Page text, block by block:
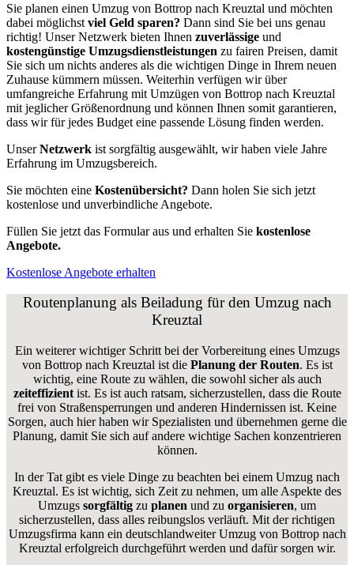
Sie planen einen Umzug von Bottrop nach Kreuztal und möchten
dabei möglichst viel Geld sparen? Dann sind Sie bei uns genau
richtig! Unser Netzwerk bieten Ihnen zuverlässige und
kostengünstige Umzugsdienstleistungen zu fairen Preisen, damit
Sie sich um nichts anderes als die wichtigen Dinge in Ihrem neuen
Zuhause kümmern müssen. Weiterhin verfügen wir über
umfangreiche Erfahrung mit Umzügen von Bottrop nach Kreuztal
mit jeglicher Größenordnung und können Ihnen somit garantieren,
dass wir für jedes Budget eine passende Lösung finden werden.
UnserNetzwerk ist sorgfältig ausgewählt, wir haben viele Jahre
Erfahrung im Umzugsbereich.
Sie möchten eine Kostenübersicht? Dann holen Sie sich jetzt
kostenlose und unverbindliche Angebote.
Füllen Sie jetzt das Formular aus und erhalten Sie kostenlose
Angebote.
Kostenlose Angebote erhalten
Routenplanung als Beiladung für den Umzug nach
Kreuztal
Ein weiterer wichtiger Schritt bei der Vorbereitung eines Umzugs
von Bottrop nach Kreuztal ist diePlanung der Routen. Es ist
wichtig, eine Route zu wählen, die sowohl sicher als auch
zeiteffizientist. Es ist auch ratsam, sicherzustellen, dass die Route
frei von Straßensperrungen und anderen Hindernissen ist. Keine
Sorgen, auch hier haben wir Spezialisten und übernehmen gerne die
Planung, damit Sie sich auf andere wichtige Sachen konzentrieren
können.
In der Tat gibt es viele Dinge zu beachten bei einem Umzug nach
Kreuztal. Es ist wichtig, sich Zeit zu nehmen, um alle Aspekte des
Umzugs sorgfältig zu planen und zu organisieren, um
sicherzustellen, dass alles reibungslos verläuft. Mit der richtigen
Umzugsfirma kann ein deutschlandweiter Umzug von Bottrop nach
Kreuztal erfolgreich durchgeführt werden und dafür sorgen wir.